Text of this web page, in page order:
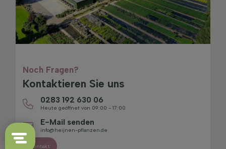
Noch Fragen?
Kontaktieren Sie uns
0283 192 630 06
Heute geöffnet von 09:00 - 17:00
E-Mail senden
info@heijnen-pflanzen.de
Kontakt